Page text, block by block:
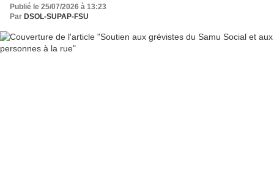
Publié le 25/07/2026 à 13:23
Par DSOL-SUPAP-FSU